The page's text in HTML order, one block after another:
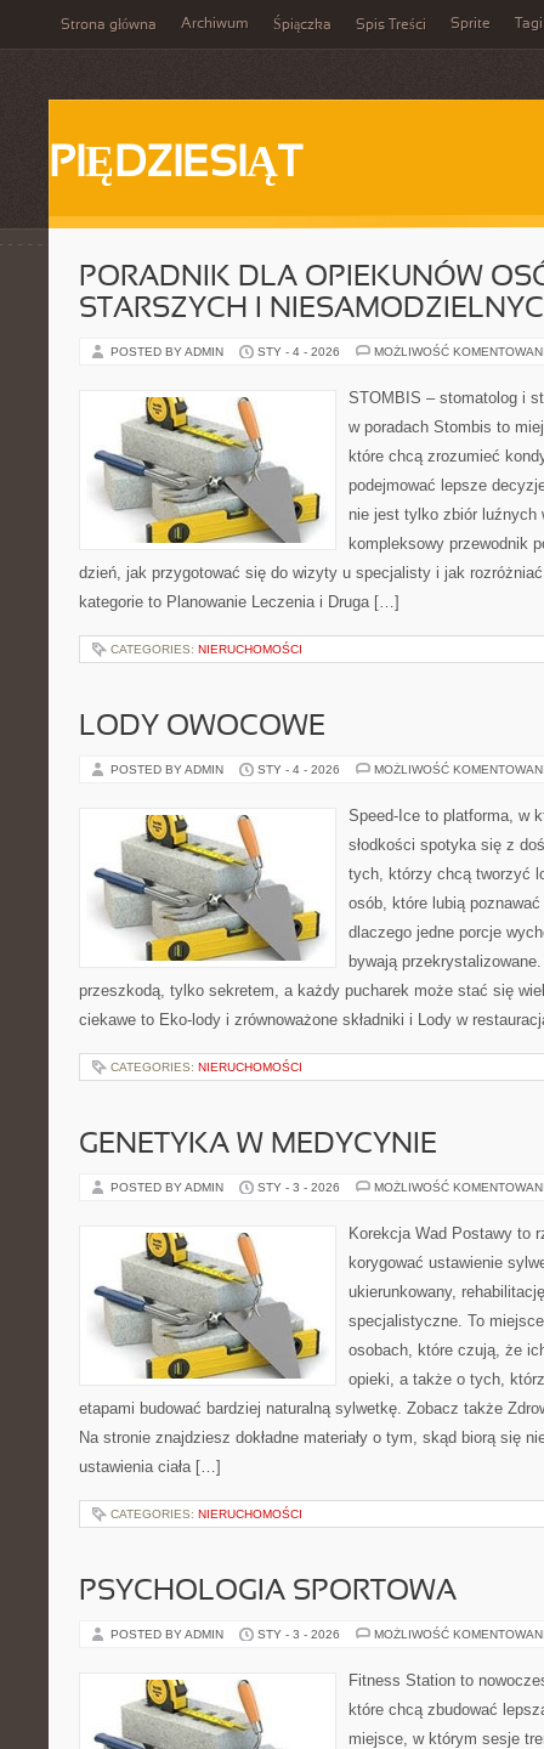
Strona główna Archiwum Śpiączka Spis Treści Sprite Tagi
PIĘDZIESIĄT
PORADNIK DLA OPIEKUNÓW
STARSZYCH I
POSTED BY ADMIN STY - 4 - 2026 MOŻLIWOŚĆ
STOMBIS – stomatolog i
w poradach Stombis to
które chcą zrozumieć
podejmować lepsze
nie jest tylko zbiór luźnych
kompleksowy przewodnik
dzień, jak przygotować się do wizyty u specjalisty i jak
kategorie to Planowanie Leczenia i Druga […]
CATEGORIES: NIERUCHOMOŚCI
LODY OWOCOWE
POSTED BY ADMIN STY - 4 - 2026 MOŻLIWOŚĆ
Speed-Ice to platforma, w
słodkości spotyka się z
tych, którzy chcą tworzyć
osób, które lubią
dlaczego jedne porcje
bywają
przeszkodą, tylko sekretem, a każdy pucharek może stać się
ciekawe to Eko-lody i zrównoważone składniki i Lody w
CATEGORIES: NIERUCHOMOŚCI
GENETYKA W MEDYCYNIE
POSTED BY ADMIN STY - 3 - 2026 MOŻLIWOŚĆ
Korekcja Wad Postawy to
korygować ustawienie
ukierunkowany,
specjalistyczne. To
osobach, które czują, że
opieki, a także o tych,
etapami budować bardziej naturalną sylwetkę. Zobacz także
Na stronie znajdziesz dokładne materiały o tym, skąd biorą się
ustawienia ciała […]
CATEGORIES: NIERUCHOMOŚCI
PSYCHOLOGIA SPORTOWA
POSTED BY ADMIN STY - 3 - 2026 MOŻLIWOŚĆ
Fitness Station to
które chcą zbudować
miejsce, w którym sesje